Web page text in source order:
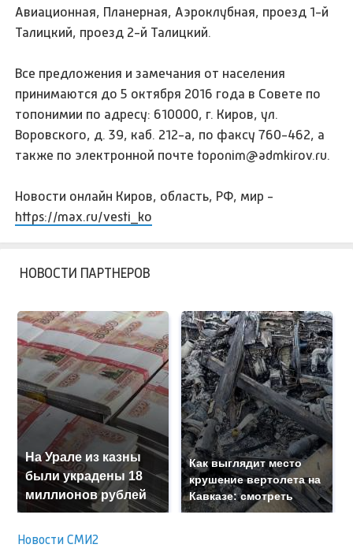
Авиационная, Планерная, Аэроклубная, проезд 1-й
Талицкий, проезд 2-й Талицкий.
Все предложения и замечания от населения
принимаются до 5 октября 2016 года в Совете по
топонимии по адресу: 610000, г. Киров, ул.
Воровского, д. 39, каб. 212-а, по факсу 760-462, а
также по электронной почте toponim@admkirov.ru.
Новости онлайн Киров, область, РФ, мир -
https://max.ru/vesti_ko
НОВОСТИ ПАРТНЕРОВ
На Урале из казны
были украдены 18
миллионов рублей
Как выглядит место
крушение вертолета на
Кавказе: смотреть
Новости СМИ2